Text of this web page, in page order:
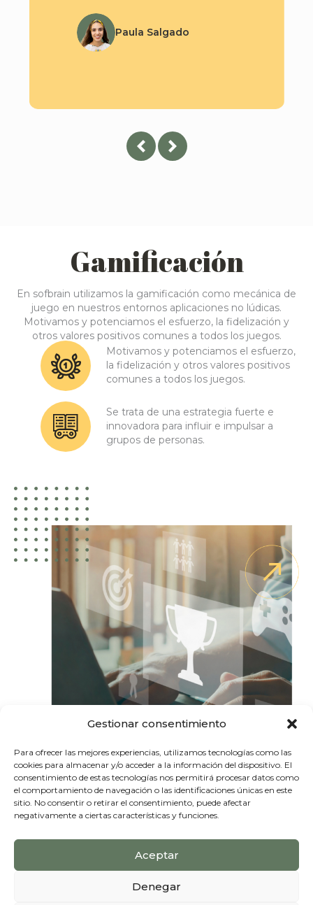
Gestionar consentimiento
Para ofrecer las mejores experiencias, utilizamos tecnologías como las
cookies para almacenar y/o acceder a la información del dispositivo. El
consentimiento de estas tecnologías nos permitirá procesar datos como
el comportamiento de navegación o las identificaciones únicas en este
sitio. No consentir o retirar el consentimiento, puede afectar
negativamente a ciertas características y funciones.
Aceptar
Denegar
Paula Salgado
Gamificación
En sofbrain utilizamos la gamificación como mecánica de
juego en nuestros entornos aplicaciones no lúdicas.
Motivamos y potenciamos el esfuerzo, la fidelización y
otros valores positivos comunes a todos los juegos.
Motivamos y potenciamos el esfuerzo,
la fidelización y otros valores positivos
comunes a todos los juegos.
Se trata de una estrategia fuerte e
innovadora para influir e impulsar a
grupos de personas.
Copyright © 2026 Sofbrain
Canal de denuncias